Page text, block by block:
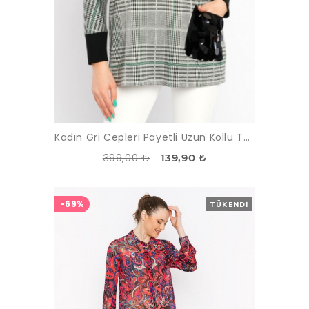
Kadın Gri Cepleri Payetli Uzun Kollu Tunik
399,00 ₺ 139,90 ₺
TÜKENDI
-69%